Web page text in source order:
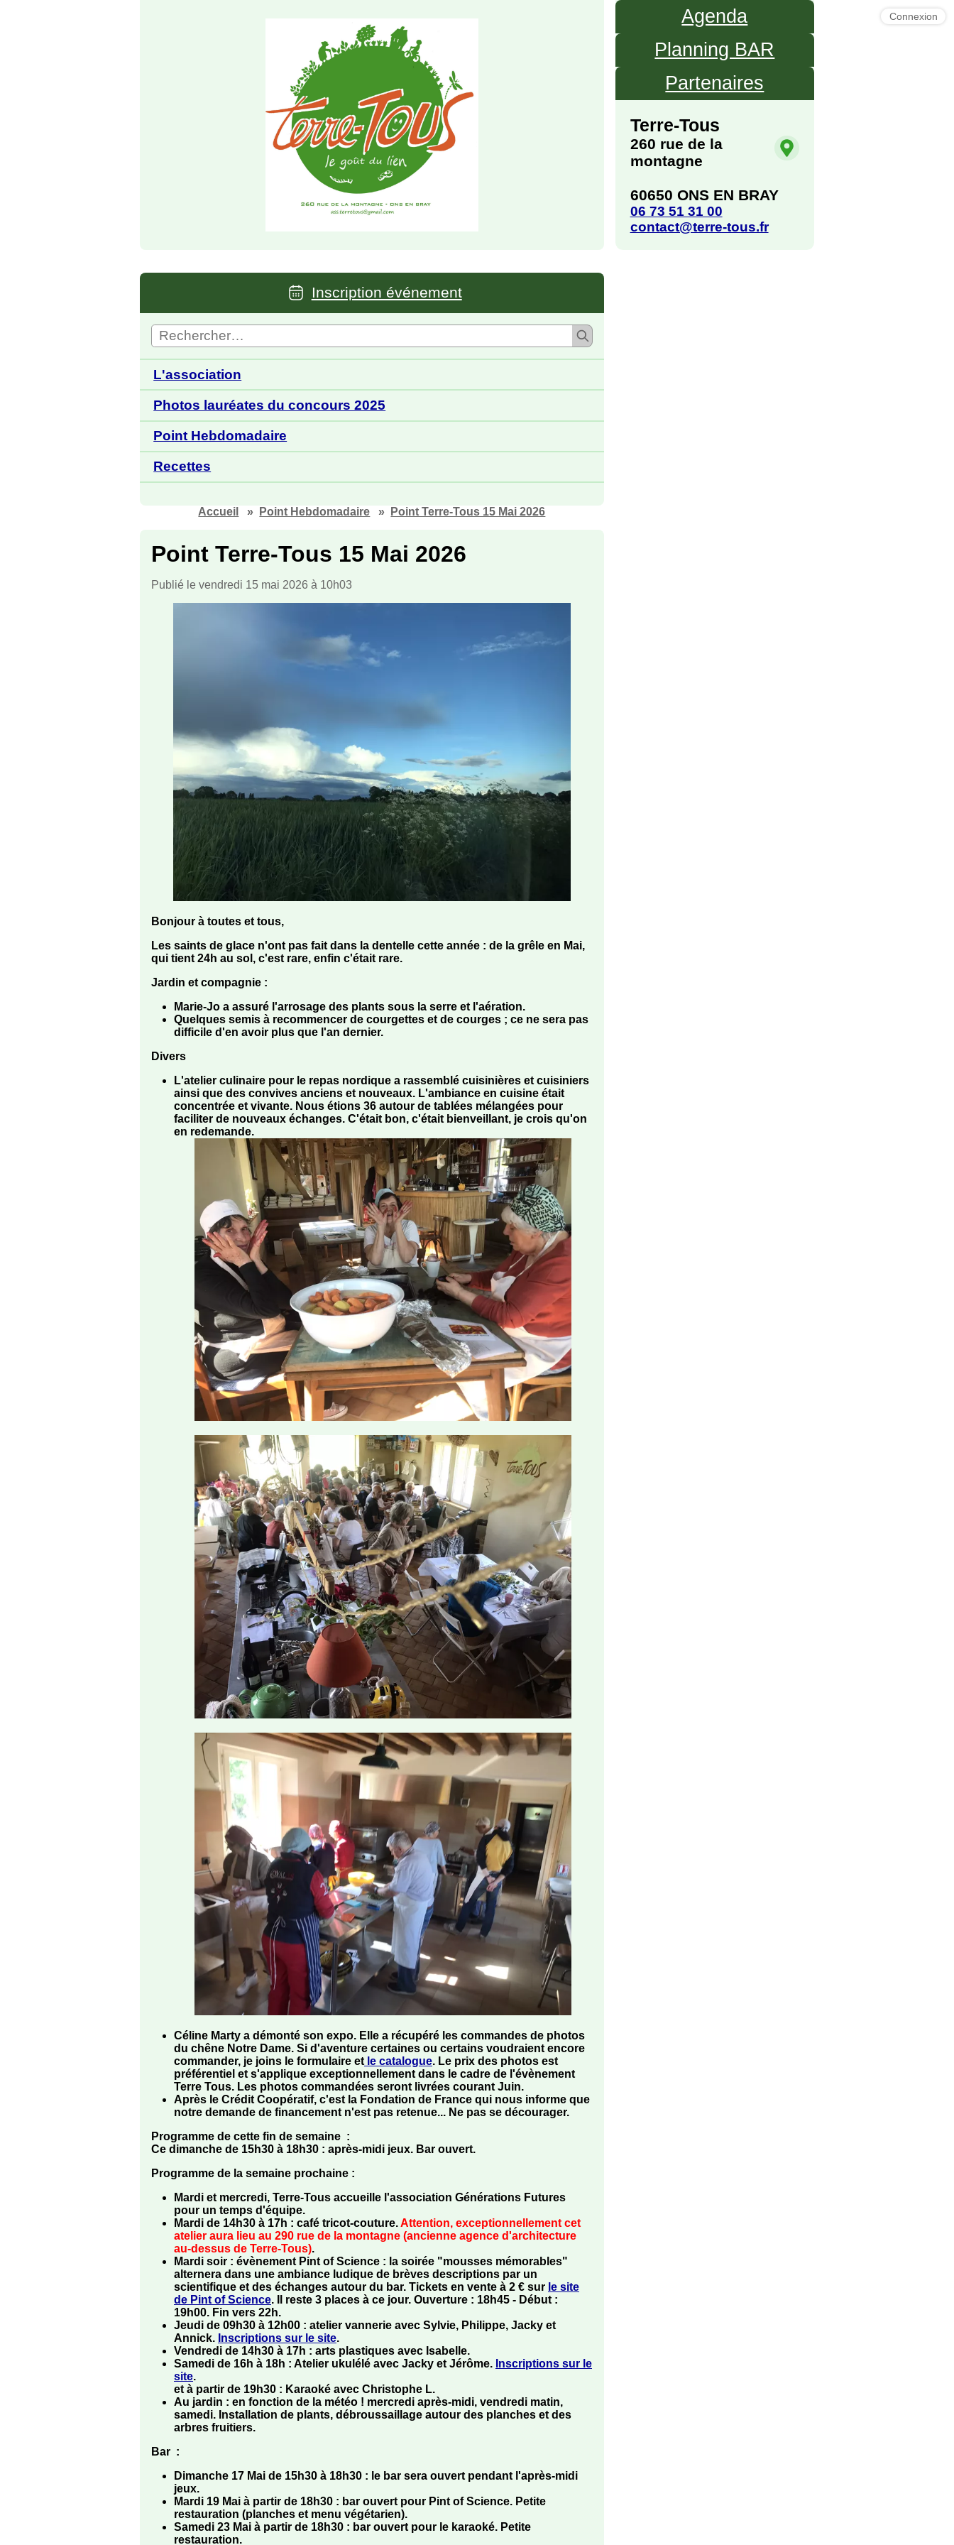
Connexion
Agenda
Planning BAR
Partenaires
Terre-Tous
260 rue de la
montagne
60650 ONS EN BRAY
06 73 51 31 00
Inscription événement
L'association
Photos lauréates du concours 2025
Point Hebdomadaire
Recettes
Accueil Point Hebdomadaire Point Terre-Tous 15 Mai 2026
Point Terre-Tous 15 Mai 2026
Publié le vendredi 15 mai 2026 à 10h03
Bonjour à toutes et tous,
Les saints de glace n'ont pas fait dans la dentelle cette année : de la grêle en Mai,
qui tient 24h au sol, c'est rare, enfin c'était rare.
Jardin et compagnie :
Marie-Jo a assuré l'arrosage des plants sous la serre et l'aération.
Quelques semis à recommencer de courgettes et de courges ; ce ne sera pas
difficile d'en avoir plus que l'an dernier.
Divers
L'atelier culinaire pour le repas nordique a rassemblé cuisinières et cuisiniers
ainsi que des convives anciens et nouveaux. L'ambiance en cuisine était
concentrée et vivante. Nous étions 36 autour de tablées mélangées pour
faciliter de nouveaux échanges. C'était bon, c'était bienveillant, je crois qu'on
en redemande.
Céline Marty a démonté son expo. Elle a récupéré les commandes de photos
du chêne Notre Dame. Si d'aventure certaines ou certains voudraient encore
commander, je joins le formulaire et le catalogue. Le prix des photos est
préférentiel et s'applique exceptionnellement dans le cadre de l'évènement
Terre Tous. Les photos commandées seront livrées courant Juin.
Après le Crédit Coopératif, c'est la Fondation de France qui nous informe que
notre demande de financement n'est pas retenue... Ne pas se décourager.
Programme de cette fin de semaine :
Ce dimanche de 15h30 à 18h30 : après-midi jeux. Bar ouvert.
Programme de la semaine prochaine :
Mardi et mercredi, Terre-Tous accueille l'association Générations Futures
pour un temps d'équipe.
Mardi de 14h30 à 17h : café tricot-couture.Attention, exceptionnellement cet
atelier aura lieu au 290 rue de la montagne (ancienne agence d'architecture
au-dessus de Terre-Tous).
Mardi soir : évènement Pint of Science : la soirée "mousses mémorables"
alternera dans une ambiance ludique de brèves descriptions par un
scientifique et des échanges autour du bar. Tickets en vente à 2 € sur le site
de Pint of Science. Il reste 3 places à ce jour. Ouverture : 18h45 - Début :
19h00. Fin vers 22h.
Jeudi de 09h30 à 12h00 : atelier vannerie avec Sylvie, Philippe, Jacky et
Annick. Inscriptions sur le site.
Vendredi de 14h30 à 17h : arts plastiques avec Isabelle.
Samedi de 16h à 18h : Atelier ukulélé avec Jacky et Jérôme. Inscriptions sur le
site.
et à partir de 19h30 : Karaoké avec Christophe L.
Au jardin : en fonction de la météo ! mercredi après-midi, vendredi matin,
samedi. Installation de plants, débroussaillage autour des planches et des
arbres fruitiers.
Bar :
Dimanche 17 Mai de 15h30 à 18h30 : le bar sera ouvert pendant l'après-midi
jeux.
Mardi 19 Mai à partir de 18h30 : bar ouvert pour Pint of Science. Petite
restauration (planches et menu végétarien).
Samedi 23 Mai à partir de 18h30 : bar ouvert pour le karaoké. Petite
restauration.